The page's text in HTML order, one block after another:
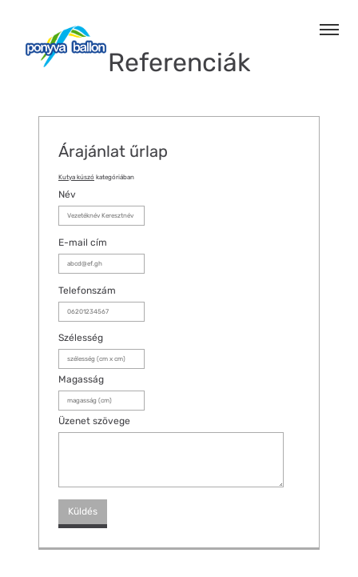
Referenciák
Árajánlat űrlap
Kutya kúszó kategóriában
Név
E-mail cím
Telefonszám
Szélesség
Magasság
Üzenet szövege